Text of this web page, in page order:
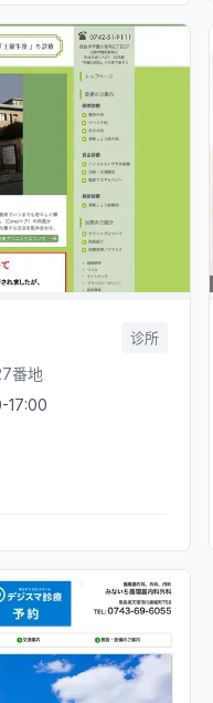
诊所
番地
17:00